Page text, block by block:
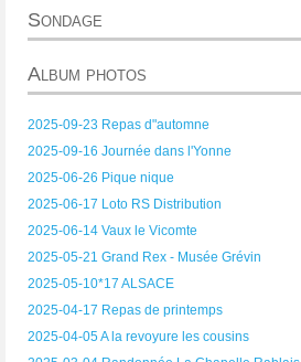
Sondage
Album photos
2025-09-23 Repas d"automne
2025-09-16 Journée dans l'Yonne
2025-06-26 Pique nique
2025-06-17 Loto RS Distribution
2025-06-14 Vaux le Vicomte
2025-05-21 Grand Rex - Musée Grévin
2025-05-10*17 ALSACE
2025-04-17 Repas de printemps
2025-04-05 A la revoyure les cousins